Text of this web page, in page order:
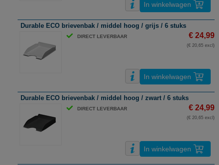
In winkelwagen
Durable ECO brievenbak / middel hoog / grijs / 6 stuks
DIRECT LEVERBAAR € 24,99
(€ 20,65 excl)
In winkelwagen
Durable ECO brievenbak / middel hoog / zwart / 6 stuks
DIRECT LEVERBAAR € 24,99
(€ 20,65 excl)
In winkelwagen